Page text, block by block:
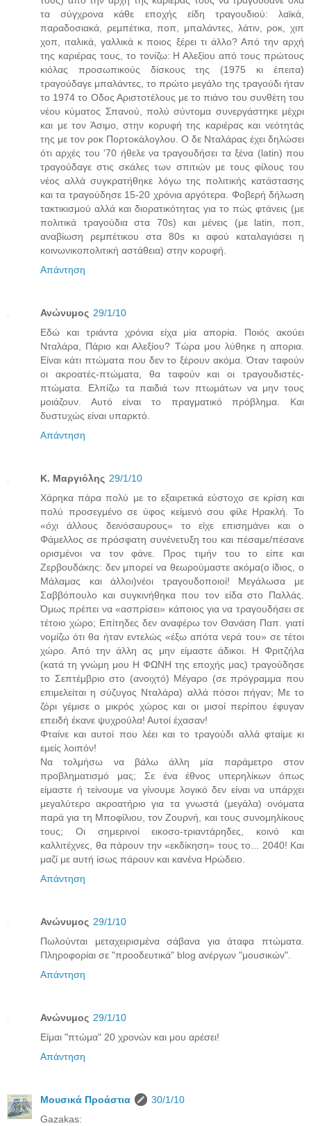
τα σύγχρονα κάθε εποχής είδη τραγουδιού: λαϊκά,
παραδοσιακά, ρεμπέτικα, ποπ, μπαλάντες, λάτιν, ροκ, χιπ
χοπ, ιταλικά, γαλλικά κ ποιος ξέρει τι άλλο? Από την αρχή
της καριέρας τους, το τονίζω: Η Αλεξίου από τους πρώτους
κιόλας προσωπικούς δίσκους της (1975 κι έπειτα)
τραγούδαγε μπαλάντες, το πρώτο μεγάλο της τραγούδι ήταν
το 1974 το Οδος Αριστοτέλους με το πιάνο του συνθέτη του
νέου κύματος Σπανού, πολύ σύντομα συνεργάστηκε μέχρι
και με τον Άσιμο, στην κορυφή της καριέρας και νεότητάς
της με τον ροκ Πορτοκάλογλου. Ο δε Νταλάρας έχει δηλώσει
ότι αρχές του '70 ήθελε να τραγουδήσει τα ξένα (latin) που
τραγούδαγε στις σκάλες των σπιτιών με τους φίλους του
νέος αλλά συγκρατήθηκε λόγω της πολιτικής κατάστασης
και τα τραγούδησε 15-20 χρόνια αργότερα. Φοβερή δήλωση
τακτικισμού αλλά και διορατικότητας για το πώς φτάνεις (με
πολιτικά τραγούδια στα 70s) και μένεις (με latin, ποπ,
αναβίωση ρεμπέτικου στα 80s κι αφού καταλαγιάσει η
κοινωνικοπολιτική αστάθεια) στην κορυφή.
Απάντηση
Ανώνυμος 29/1/10
Εδώ και τριάντα χρόνια είχα μία απορία. Ποιός ακούει
Νταλάρα, Πάριο και Αλεξίου? Τώρα μου λύθηκε η απορια.
Είναι κάτι πτώματα που δεν το ξέρουν ακόμα. Όταν ταφούν
οι ακροατές-πτώματα, θα ταφούν και οι τραγουδιστές-
πτώματα. Ελπίζω τα παιδιά των πτωμάτων να μην τους
μοιάζουν. Αυτό είναι το πραγματικό πρόβλημα. Και
δυστυχώς είναι υπαρκτό.
Απάντηση
Κ. Μαργιόλης 29/1/10
Χάρηκα πάρα πολύ με το εξαιρετικά εύστοχο σε κρίση και
πολύ προσεγμένο σε ύφος κείμενό σου φίλε Ηρακλή. Το
«όχι άλλους δεινόσαυρους» το είχε επισημάνει και ο
Φάμελλος σε πρόσφατη συνένετυξη του και πέσαμε/πέσανε
ορισμένοι να τον φάνε. Προς τιμήν του το είπε και
Ζερβουδάκης: δεν μπορεί να θεωρούμαστε ακόμα(ο ίδιος, ο
Μάλαμας και άλλοι)νέοι τραγουδοποιοί! Μεγάλωσα με
Σαββόπουλο και συγκινήθηκα που τον είδα στο Παλλάς.
Όμως πρέπει να «ασπρίσει» κάποιος για να τραγουδήσει σε
τέτοιο χώρο; Επίτηδες δεν αναφέρω τον Θανάση Παπ. γιατί
νομίζω ότι θα ήταν εντελώς «έξω απότα νερά του» σε τέτοι
χώρο. Από την άλλη ας μην είμαστε άδικοι. Η Φριτζήλα
(κατά τη γνώμη μου Η ΦΩΝΗ της εποχής μας) τραγούδησε
το Σεπτέμβριο στο (ανοιχτό) Μέγαρο (σε πρόγραμμα που
επιμελείται η σύζυγος Νταλάρα) αλλά πόσοι πήγαν; Με το
ζόρι γέμισε ο μικρός χώρος και οι μισοί περίπου έφυγαν
επειδή έκανε ψυχρούλα! Αυτοί έχασαν!
Φταίνε και αυτοί που λέει και το τραγούδι αλλά φταίμε κι
εμείς λοιπόν!
Να τολμήσω να βάλω άλλη μία παράμετρο στον
προβληματισμό μας; Σε ένα έθνος υπερηλίκων όπως
είμαστε ή τείνουμε να γίνουμε λογικό δεν είναι να υπάρχει
μεγαλύτερο ακροατήριο για τα γνωστά (μεγάλα) ονόματα
παρά για τη Μποφίλιου, τον Ζουρνή, και τους συνομηλίκους
τους; Οι σημερινοί εικοσο-τριαντάρηδες, κοινό και
καλλιτέχνες, θα πάρουν την «εκδίκηση» τους το... 2040! Και
μαζί με αυτή ίσως πάρουν και κανένα Ηρώδειο.
Απάντηση
Ανώνυμος 29/1/10
Πωλούνται μεταχειρισμένα σάβανα για άταφα πτώματα.
Πληροφορίαι σε "προοδευτικά" blog ανέργων "μουσικών".
Απάντηση
Ανώνυμος 29/1/10
Είμαι "πτώμα" 20 χρονών και μου αρέσει!
Απάντηση
Μουσικά Προάστια
30/1/10
Gazakas: